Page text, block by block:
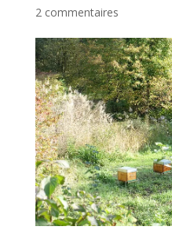
2 commentaires